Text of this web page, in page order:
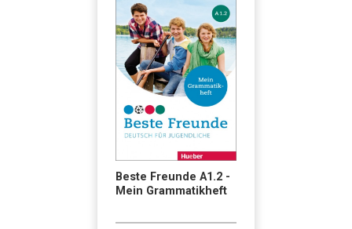
Beste Freunde A1.2 -
Mein Grammatikheft